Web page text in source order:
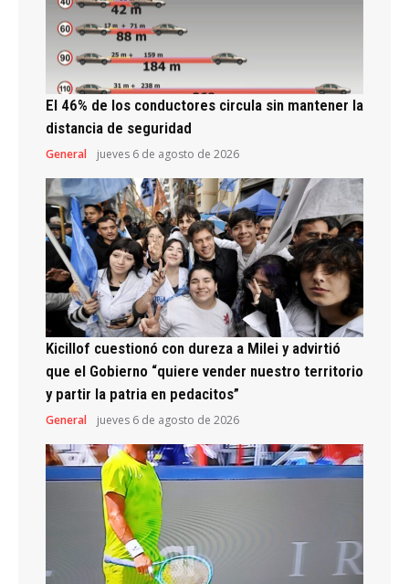
El 46% de los conductores circula sin mantener la
distancia de seguridad
General jueves 6 de agosto de 2026
Kicillof cuestionó con dureza a Milei y advirtió
que el Gobierno “quiere vender nuestro territorio
y partir la patria en pedacitos”
General jueves 6 de agosto de 2026